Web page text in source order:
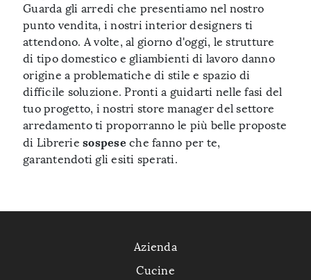
Guarda gli arredi che presentiamo nel nostro
punto vendita, i nostri interior designers ti
attendono. A volte, al giorno d'oggi, le strutture
di tipo domestico e gliambienti di lavoro danno
origine a problematiche di stile e spazio di
difficile soluzione. Pronti a guidarti nelle fasi del
tuo progetto, i nostri store manager del settore
arredamento ti proporranno le più belle proposte
di Libreriesospese che fanno per te,
garantendoti gli esiti sperati.
Azienda
Cucine